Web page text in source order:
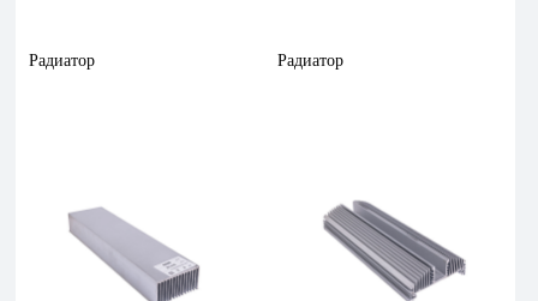
Радиатор Радиатор